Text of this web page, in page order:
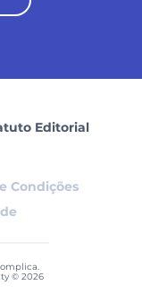
Editorial
Condições
© 2026